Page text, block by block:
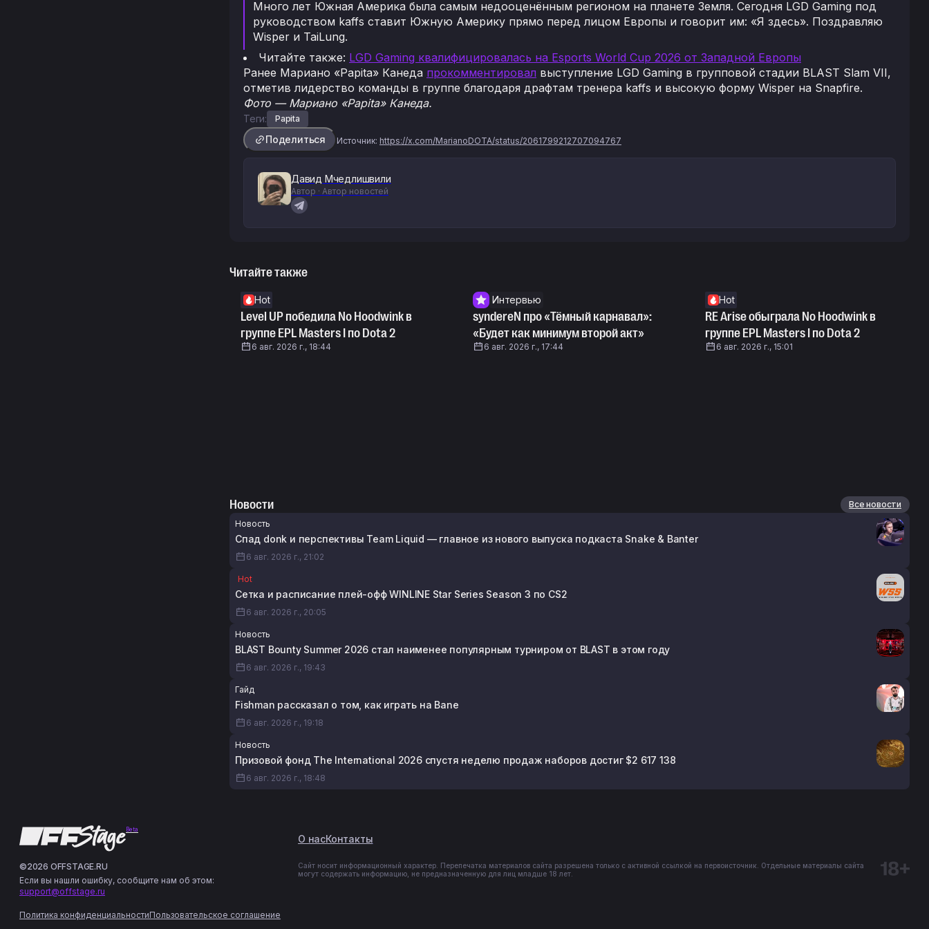
Много лет Южная Америка была самым недооценённым регионом на планете Земля. Сегодня LGD Gaming под
руководством kaffs ставит Южную Америку прямо перед лицом Европы и говорит им: «Я здесь». Поздравляю
Wisper и TaiLung.
Читайте также: LGD Gaming квалифицировалась на Esports World Cup 2026 от Западной Европы
Ранее Мариано «Papita» Канеда прокомментировал выступление LGD Gaming в групповой стадии BLAST Slam VII,
отметив лидерство команды в группе благодаря драфтам тренера kaffs и высокую форму Wisper на Snapfire.
Фото — Мариано «Papita» Канеда.
Теги: Papita
Поделиться Источник: https://x.com/MarianoDOTA/status/2061799212707094767
Давид Мчедлишвили
Автор · Автор новостей
Читайте также
Hot
Level UP победила No Hoodwink в
группе EPL Masters I по Dota 2
6 авг. 2026 г., 18:44
Интервью
syndereN про «Тёмный карнавал»:
«Будет как минимум второй акт»
6 авг. 2026 г., 17:44
Hot
RE Arise обыграла No Hoodwink в
группе EPL Masters I по Dota 2
6 авг. 2026 г., 15:01
Новости
Все новости
Новость
Спад donk и перспективы Team Liquid — главное из нового выпуска подкаста Snake & Banter
6 авг. 2026 г., 21:02
Hot
Сетка и расписание плей-офф WINLINE Star Series Season 3 по CS2
6 авг. 2026 г., 20:05
Новость
BLAST Bounty Summer 2026 стал наименее популярным турниром от BLAST в этом году
6 авг. 2026 г., 19:43
Гайд
Fishman рассказал о том, как играть на Bane
6 авг. 2026 г., 19:18
Новость
Призовой фонд The International 2026 спустя неделю продаж наборов достиг $2 617 138
6 авг. 2026 г., 18:48
Beta
О насКонтакты
©2026 OFFSTAGE.RU
Если вы нашли ошибку, сообщите нам об этом:
support@offstage.ru
Политика конфиденциальностиПользовательское соглашение
Сайт носит информационный характер. Перепечатка материалов сайта разрешена только с активной ссылкой на первоисточник. Отдельные материалы сайта
могут содержать информацию, не предназначенную для лиц младше 18 лет.